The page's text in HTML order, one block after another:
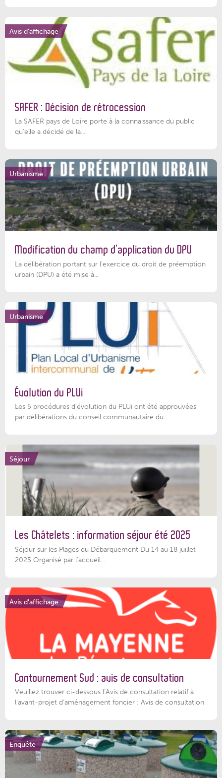
Avis d'affichage
SAFER : Décision de rétrocession
La SAFER pays de Loire porte à la connaissance du public
qu’elle a décidé de la...
Urbanisme
Modification du champ d’application du DPU
La délibération portant sur l’exercice du droit de préemption
urbain (DPU) a été mise à...
Urbanisme
Évolution du PLUi
Les 5 procédures d’évolution du PLUi ont été approuvées
par délibérations du conseil communautaire du...
Séjour
Les Châtelets : information séjour été 2025
Séjour sur les Plages du Débarquement Du 14 au 18 juillet
2025 Organisé par l’accueil...
Avis d'affichage
Contournement Sud : avis de consultation
Veuillez trouver ci-dessous l’Avis de consultation relatif à
l'avant-projet d'aménagement foncier : Avis de consultation
Enquête